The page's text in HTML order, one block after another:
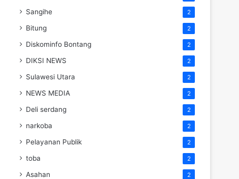
Sangihe 2
Bitung 2
Diskominfo Bontang 2
DIKSI NEWS 2
Sulawesi Utara 2
NEWS MEDIA 2
Deli serdang 2
narkoba 2
Pelayanan Publik 2
toba 2
Asahan 2